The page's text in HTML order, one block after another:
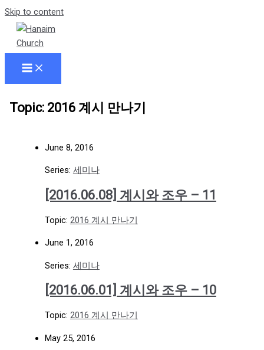
Skip to content
Topic: 2016 계시 만나기
June 8, 2016
Series: 세미나
[2016.06.08] 계시와 조우 – 11
Topic: 2016 계시 만나기
June 1, 2016
Series: 세미나
[2016.06.01] 계시와 조우 – 10
Topic: 2016 계시 만나기
May 25, 2016